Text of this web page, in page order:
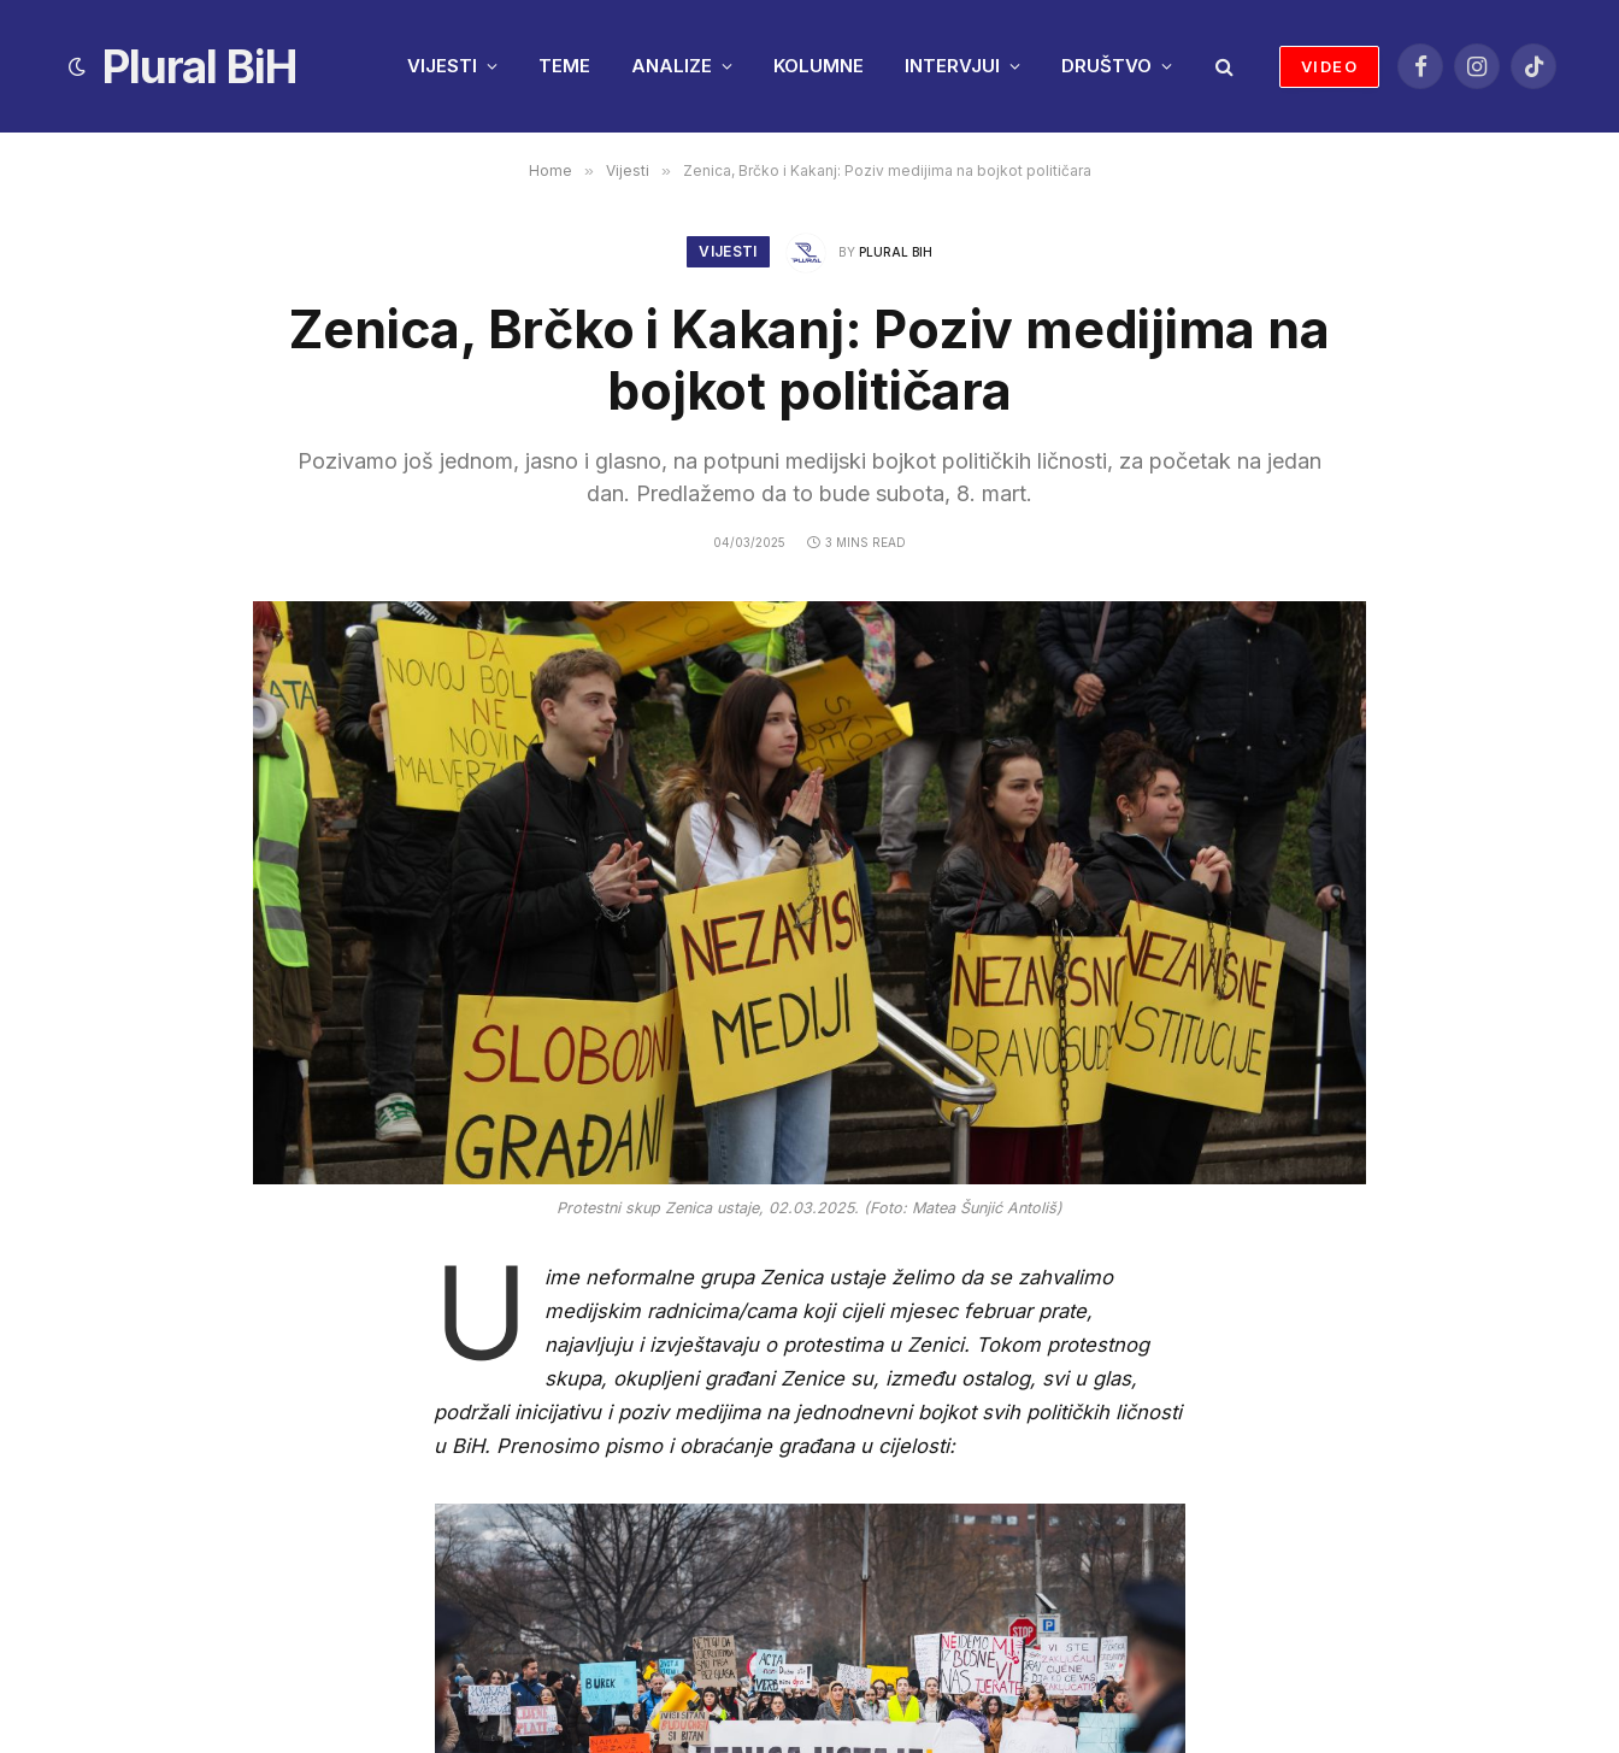
Plural BiH VIJESTI TEME ANALIZE KOLUMNE INTERVJUI DRUŠTVO VIDEO
FacebookInstagramTikTok
Home » Vijesti » Zenica, Brčko i Kakanj: Poziv medijima na bojkot političara
VIJESTI BY PLURAL BIH
Zenica, Brčko i Kakanj: Poziv medijima na
bojkot političara
Pozivamo još jednom, jasno i glasno, na potpuni medijski bojkot političkih ličnosti, za početak na jedan
dan. Predlažemo da to bude subota, 8. mart.
04/03/2025 3 MINS READ
Protestni skup Zenica ustaje, 02.03.2025. (Foto: Matea Šunjić Antoliš)
U
ime neformalne grupa Zenica ustaje želimo da se zahvalimo
medijskim radnicima/cama koji cijeli mjesec februar prate,
najavljuju i izvještavaju o protestima u Zenici. Tokom protestnog
skupa, okupljeni građani Zenice su, između ostalog, svi u glas,
podržali inicijativu i poziv medijima na jednodnevni bojkot svih političkih ličnosti
u BiH. Prenosimo pismo i obraćanje građana u cijelosti: